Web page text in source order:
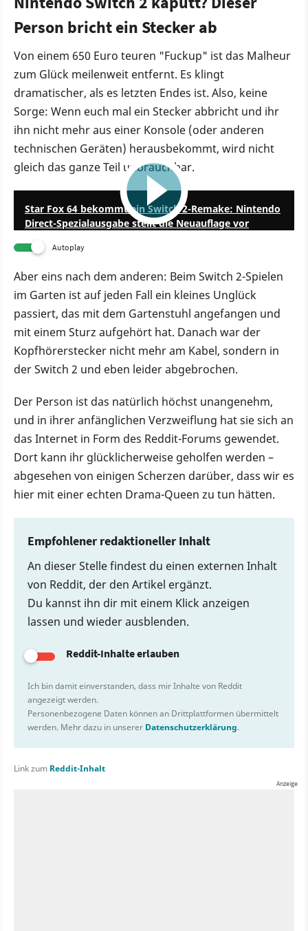
Person bricht ein Stecker ab
Von einem 650 Euro teuren "Fuckup" ist das Malheur
zum Glück meilenweit entfernt. Es klingt
dramatischer, als es letzten Endes ist. Also, keine
Sorge: Wenn euch mal ein Stecker abbricht und ihr
ihn nicht mehr aus einer Konsole (oder anderen
technischen Geräten) herausbekommt, wird nicht
gleich das ganze Teil unbrauchbar.
Star Fox 64 bekommt ein Switch 2-Remake: Nintendo
Direct-Spezialausgabe stellt die Neuauflage vor
Autoplay
Aber eins nach dem anderen: Beim Switch 2-Spielen
im Garten ist auf jeden Fall ein kleines Unglück
passiert, das mit dem Gartenstuhl angefangen und
mit einem Sturz aufgehört hat. Danach war der
Kopfhörerstecker nicht mehr am Kabel, sondern in
der Switch 2 und eben leider abgebrochen.
Der Person ist das natürlich höchst unangenehm,
und in ihrer anfänglichen Verzweiflung hat sie sich an
das Internet in Form des Reddit-Forums gewendet.
Dort kann ihr glücklicherweise geholfen werden –
abgesehen von einigen Scherzen darüber, dass wir es
hier mit einer echten Drama-Queen zu tun hätten.
Empfohlener redaktioneller Inhalt
An dieser Stelle findest du einen externen Inhalt
von Reddit, der den Artikel ergänzt.
Du kannst ihn dir mit einem Klick anzeigen
lassen und wieder ausblenden.
Reddit-Inhalte erlauben
Ich bin damit einverstanden, dass mir Inhalte von Reddit
angezeigt werden.
Personenbezogene Daten können an Drittplattformen übermittelt
werden. Mehr dazu in unserer Datenschutzerklärung.
Link zum Reddit-Inhalt